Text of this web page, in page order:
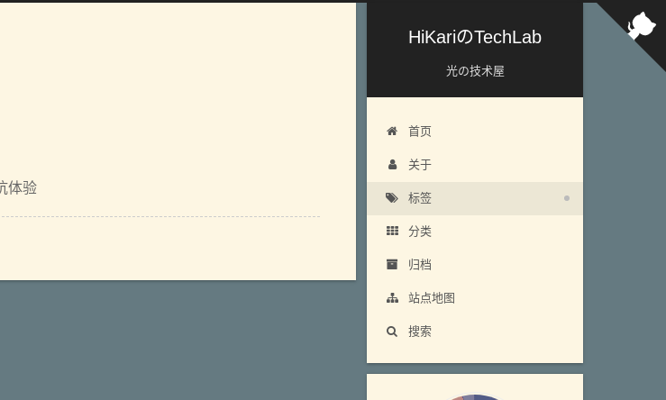
HiKariのTechLab
光の技术屋
首页
关于
标签
分类
归档
站点地图
搜索
体验